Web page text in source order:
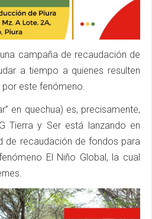
campaña de recaudación de
a tiempo a quienes resulten
este fenómeno.
en quechua) es, precisamente,
Tierra y Ser está lanzando en
de recaudación de fondos para
El Niño Global, la cual